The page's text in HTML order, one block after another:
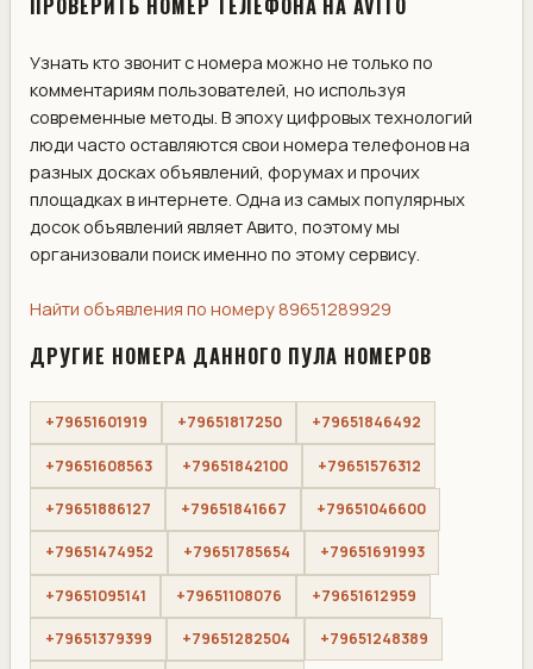
ПРОВЕРИТЬ НОМЕР ТЕЛЕФОНА НА AVITO
Узнать кто звонит с номера можно не только по
комментариям пользователей, но используя
современные методы. В эпоху цифровых технологий
люди часто оставляются свои номера телефонов на
разных досках объявлений, форумах и прочих
площадках в интернете. Одна из самых популярных
досок объявлений являет Авито, поэтому мы
организовали поиск именно по этому сервису.
Найти объявления по номеру 89651289929
ДРУГИЕ НОМЕРА ДАННОГО ПУЛА НОМЕРОВ
+79651601919 +79651817250 +79651846492
+79651608563 +79651842100 +79651576312
+79651886127 +79651841667 +79651046600
+79651474952 +79651785654 +79651691993
+79651095141 +79651108076 +79651612959
+79651379399 +79651282504 +79651248389